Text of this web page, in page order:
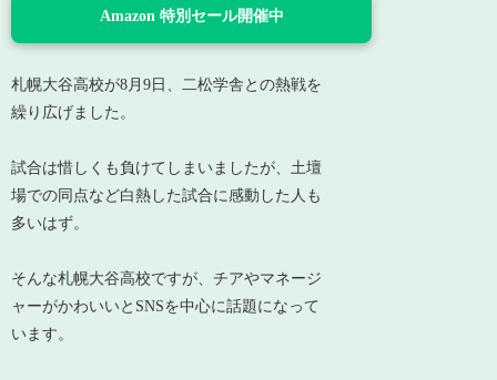
Amazon 特別セール開催中
札幌大谷高校が8月9日、二松学舎との熱戦を
繰り広げました。
試合は惜しくも負けてしまいましたが、土壇
場での同点など白熱した試合に感動した人も
多いはず。
そんな札幌大谷高校ですが、チアやマネージ
ャーがかわいいとSNSを中心に話題になって
います。